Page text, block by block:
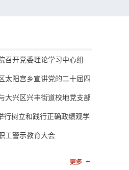
召开党委理论学习中心组
太阳宫乡宣讲党的二十届四
大兴区兴丰街道校地党支部
行树立和践行正确政绩观学
论中心组学习
工警示教育大会